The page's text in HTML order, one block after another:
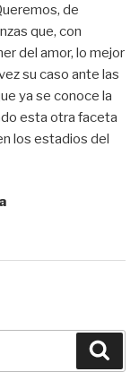
de
que, con
del amor, lo mejor
su caso ante las
ya se conoce la
esta otra faceta
los estadios del